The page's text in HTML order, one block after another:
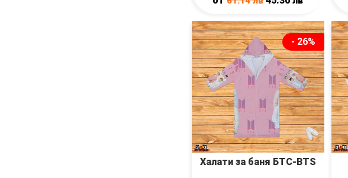
- 26%
Халати за баня БТС-BTS